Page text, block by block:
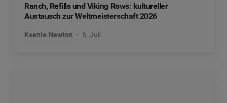
Ranch, Refills und Viking Rows: kultureller
Austausch zur Weltmeisterschaft 2026
Ksenia Newton 6. Juli